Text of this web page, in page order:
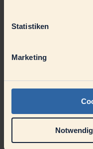
Statistiken
Marketing